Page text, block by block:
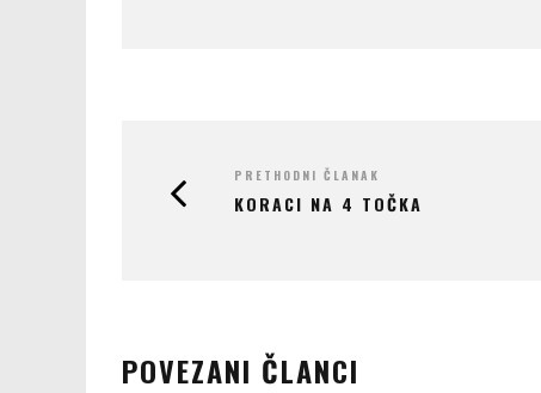
PRETHODNI ČLANAK
KORACI NA 4 TOČKA
POVEZANI ČLANCI